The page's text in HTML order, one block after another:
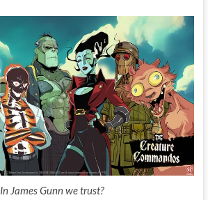
In James Gunn we trust?